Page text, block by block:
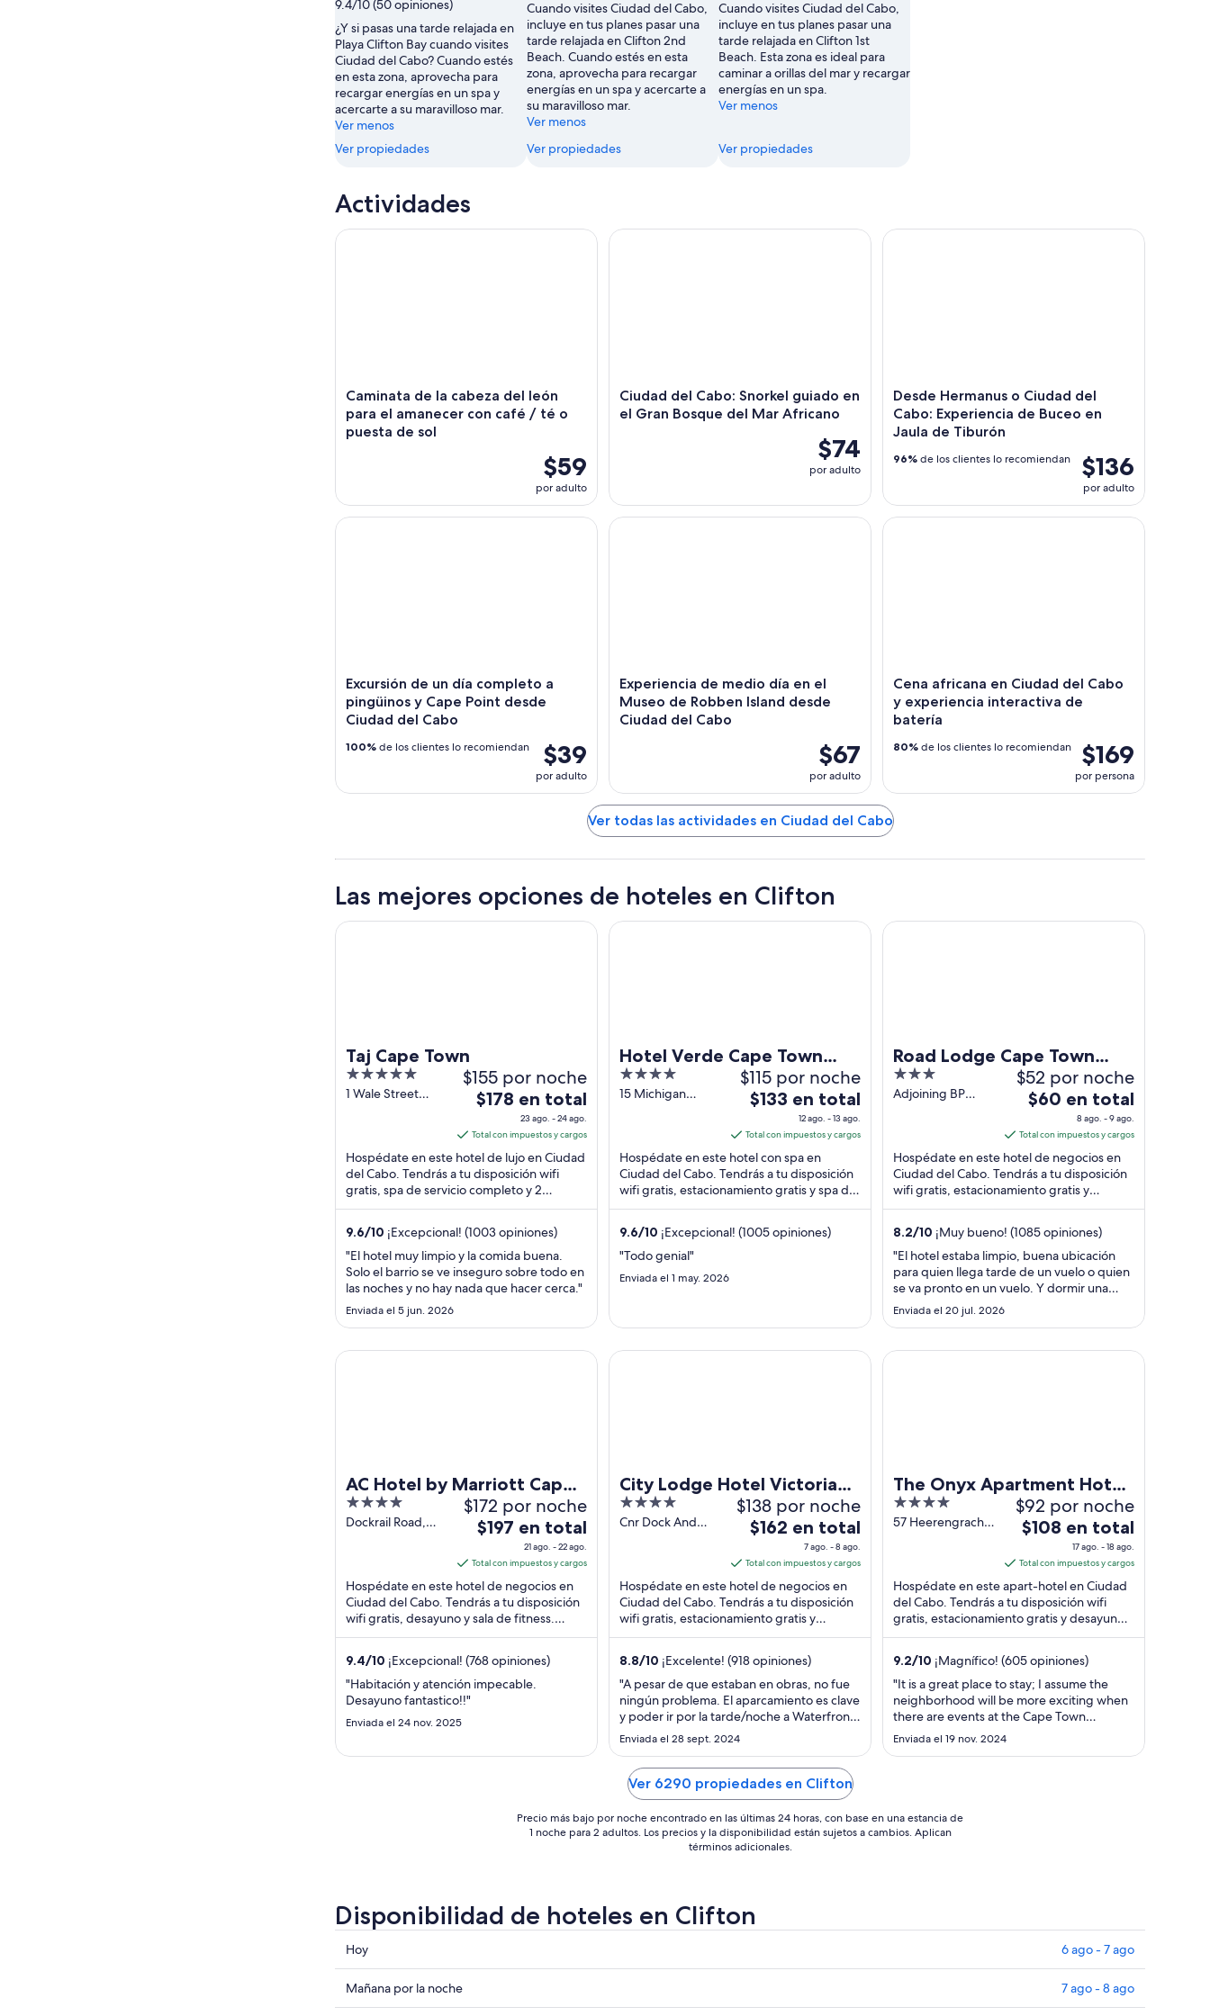
9.4/10 (50 opiniones)
¿Y si pasas una tarde relajada en
Playa Clifton Bay cuando visites
Ciudad del Cabo? Cuando estés
en esta zona, aprovecha para
recargar energías en un spa y
acercarte a su maravilloso mar.
Ver menos
Ver propiedades
Cuando visites Ciudad del Cabo,
incluye en tus planes pasar una
tarde relajada en Clifton 2nd
Beach. Cuando estés en esta
zona, aprovecha para recargar
energías en un spa y acercarte a
su maravilloso mar.
Ver menos
Ver propiedades
Cuando visites Ciudad del Cabo,
incluye en tus planes pasar una
tarde relajada en Clifton 1st
Beach. Esta zona es ideal para
caminar a orillas del mar y recargar
energías en un spa.
Ver menos
Ver propiedades
Actividades
Caminata de la cabeza del león
para el amanecer con café / té o
puesta de sol
$59
por adulto
Caminata de la cabeza del león para el amanecer con café / té o puesta de sol
Ciudad del Cabo: Snorkel guiado en
el Gran Bosque del Mar Africano
$74
por adulto
Ciudad del Cabo: Snorkel guiado en el Gran Bosque del Mar Africano
Desde Hermanus o Ciudad del
Cabo: Experiencia de Buceo en
Jaula de Tiburón
$136
por adulto
96% de los clientes lo recomiendan
Desde Hermanus o Ciudad del Cabo:
Excursión de un día completo a
pingüinos y Cape Point desde
Ciudad del Cabo
$39
por adulto
100% de los clientes lo recomiendan
Excursión de un día completo a pingüinos y Cape Point desde Ciudad del Cabo
Experiencia de medio día en el
Museo de Robben Island desde
Ciudad del Cabo
$67
por adulto
Experiencia de medio día en el Museo de Robben Island desde Ciudad del Cabo
Cena africana en Ciudad del Cabo
y experiencia interactiva de
batería
$169
por persona
80% de los clientes lo recomiendan
Cena africana en Ciudad del Cabo y experiencia
Ver todas las actividades en Ciudad del Cabo
Las mejores opciones de hoteles en Clifton
Taj Cape Town
5
out
1 Wale Street
$155 por noche
El
es
de
$178
en
total
por
noche
del
23
al
$178 en total
23 ago. - 24 ago.
Total con impuestos y cargos
Hospédate en este hotel de lujo en Ciudad
del Cabo. Tendrás a tu disposición wifi
gratis, spa de servicio completo y 2
restaurantes. Nuestros huéspedes
9.6/10 ¡Excepcional! (1003 opiniones)
"El hotel muy limpio y la comida buena.
Solo el barrio se ve inseguro sobre todo en
las noches y no hay nada que hacer cerca."
Enviada el 5 jun. 2026
Taj Cape Town
Hotel Verde Cape Town
Airport
4
out
15 Michigan
Cape
$115 por noche
El
es
de
$133
en
total
por
al
$133 en total
12 ago. - 13 ago.
Total con impuestos y cargos
Hospédate en este hotel con spa en
Ciudad del Cabo. Tendrás a tu disposición
wifi gratis, estacionamiento gratis y spa de
servicio completo. Nuestros huéspedes ...
9.6/10 ¡Excepcional! (1005 opiniones)
"Todo genial"
Enviada el 1 may. 2026
Hotel Verde Cape Town Airport
Road Lodge Cape Town
International Airport
3
out
Adjoining BP
Cape
$52 por noche
El
es
de
$60
en
total
por
del
8
al
$60 en total
8 ago. - 9 ago.
Total con impuestos y cargos
Hospédate en este hotel de negocios en
Ciudad del Cabo. Tendrás a tu disposición
wifi gratis, estacionamiento gratis y
desayuno. Nuestros huéspedes destacan
8.2/10 ¡Muy bueno! (1085 opiniones)
"El hotel estaba limpio, buena ubicación
para quien llega tarde de un vuelo o quien
se va pronto en un vuelo. Y dormir una
noche. Lo que tiene que mejorar es el
desayuno, muy pobre."
Enviada el 20 jul. 2026
Road Lodge Cape Town International Airport
AC Hotel by Marriott Cape
Town Waterfront
4
out
Dockrail Road,
$172 por noche
El
es
de
$197
en
total
por
noche
del
al
$197 en total
21 ago. - 22 ago.
Total con impuestos y cargos
Hospédate en este hotel de negocios en
Ciudad del Cabo. Tendrás a tu disposición
wifi gratis, desayuno y sala de fitness.
Nuestros huéspedes destacan la atención
9.4/10 ¡Excepcional! (768 opiniones)
"Habitación y atención impecable.
Desayuno fantastico!!"
Enviada el 24 nov. 2025
AC Hotel by Marriott Cape Town Waterfront
City Lodge Hotel Victoria
And Alfred Waterfront
4
out
Cnr Dock And
$138 por noche
El
es
de
$162
en
total
por
noche
del
7
al
8
ago
$162 en total
7 ago. - 8 ago.
Total con impuestos y cargos
Hospédate en este hotel de negocios en
Ciudad del Cabo. Tendrás a tu disposición
wifi gratis, estacionamiento gratis y
desayuno. Nuestros huéspedes destacan
8.8/10 ¡Excelente! (918 opiniones)
"A pesar de que estaban en obras, no fue
ningún problema. El aparcamiento es clave
y poder ir por la tarde/noche a Waterfront
andando está genial. Las habitaciones
reformadas recientemente."
Enviada el 28 sept. 2024
City Lodge Hotel Victoria And Alfred Waterfront
The Onyx Apartment Hotel
by NEWMARK
4
out
57 Heerengracht
$92 por noche
El
es
de
$108
en
total
por
noche
del
17
al
$108 en total
17 ago. - 18 ago.
Total con impuestos y cargos
Hospédate en este apart-hotel en Ciudad
del Cabo. Tendrás a tu disposición wifi
gratis, estacionamiento gratis y desayuno.
Nuestros huéspedes destacan la atención
9.2/10 ¡Magnífico! (605 opiniones)
"It is a great place to stay; I assume the
neighborhood will be more exciting when
there are events at the Cape Town
Convention Center. But there is nothing
Enviada el 19 nov. 2024
The Onyx Apartment Hotel by NEWMARK
Ver 6290 propiedades en Clifton
Precio más bajo por noche encontrado en las últimas 24 horas, con base en una estancia de
1 noche para 2 adultos. Los precios y la disponibilidad están sujetos a cambios. Aplican
términos adicionales.
Disponibilidad de hoteles en Clifton
Consultar
precios
en
Clifton
Hoy 6 ago - 7 ago
Consultar
precios
Mañana por la noche 7 ago - 8 ago